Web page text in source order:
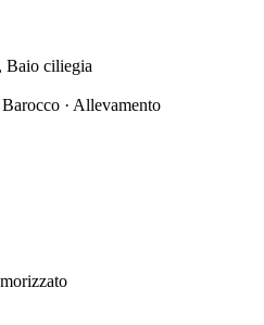
Baio ciliegia
· Allevamento